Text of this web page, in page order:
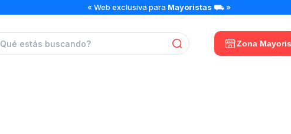
« Web exclusiva para Mayoristas ⛟ »
Zona